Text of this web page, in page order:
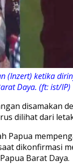
(Inzert) ketika
Daya. (ft: ist/IP)
disamakan
dilihat dari
Papua
dikonfirmasi
Barat Daya.